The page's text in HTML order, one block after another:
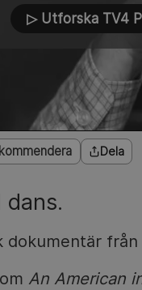
Dela
dans.
dokumentär från
An American
▷ Utforska TV4